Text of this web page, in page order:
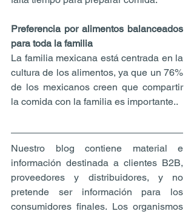
Preferencia por alimentos balanceados
para toda la familia
La familia mexicana está centrada en la
cultura de los alimentos, ya que un 76%
de los mexicanos creen que compartir
la comida con la familia es importante..
Nuestro blog contiene material e
información destinada a clientes B2B,
proveedores y distribuidores, y no
pretende ser información para los
consumidores finales. Los organismos